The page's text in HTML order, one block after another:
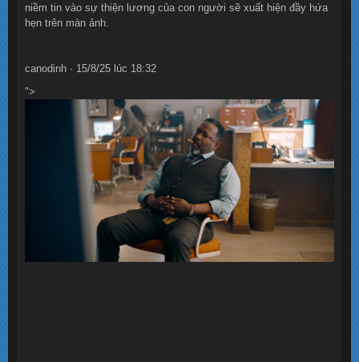
niềm tin vào sự thiện lương của con người sẽ xuất hiện đầy hứa
hẹn trên màn ảnh.
canodinh · 15/8/25 lúc 18:32
">